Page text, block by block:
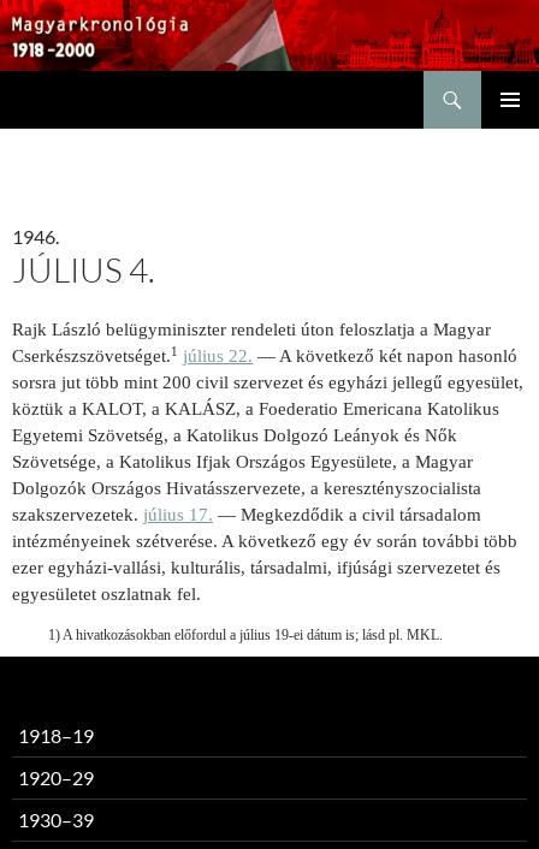
1946.
JÚLIUS 4.
Rajk László belügyminiszter rendeleti úton feloszlatja a Magyar
Cserkészszövetséget.1 július 22. — A következő két napon hasonló
sorsra jut több mint 200 civil szervezet és egyházi jellegű egyesület,
köztük a KALOT, a KALÁSZ, a Foederatio Emericana Katolikus
Egyetemi Szövetség, a Katolikus Dolgozó Leányok és Nők
Szövetsége, a Katolikus Ifjak Országos Egyesülete, a Magyar
Dolgozók Országos Hivatásszervezete, a keresztényszocialista
szakszervezetek. július 17. — Megkezdődik a civil társadalom
intézményeinek szétverése. A következő egy év során további több
ezer egyházi-vallási, kulturális, társadalmi, ifjúsági szervezetet és
egyesületet oszlatnak fel.
1) A hivatkozásokban előfordul a július 19-ei dátum is; lásd pl. MKL.
1918–19
1920–29
1930–39